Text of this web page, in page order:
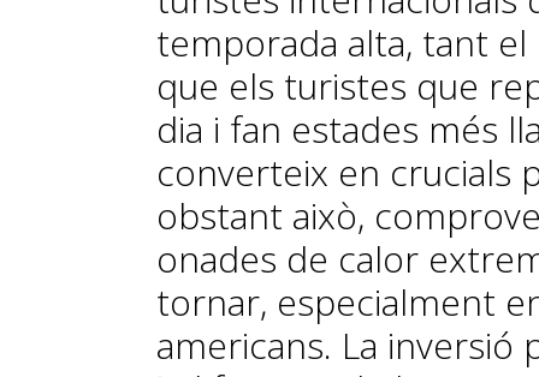
temporada alta, tant
que els turistes que
dia i fan estades més
converteix en crucials
obstant això,
onades de calor
tornar, especialment
americans. La inversió